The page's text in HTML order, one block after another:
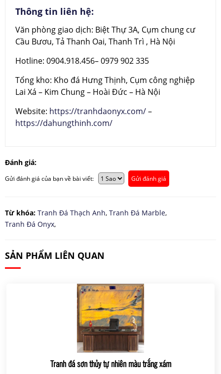
Thông tin liên hệ:
Văn phòng giao dịch: Biệt Thự 3A, Cụm chung cư
Cầu Bươu, Tả Thanh Oai, Thanh Trì , Hà Nội
Hotline: 0904.918.456– 0979 902 335
Tổng kho: Kho đá Hưng Thịnh, Cụm công nghiệp
Lai Xá – Kim Chung – Hoài Đức – Hà Nội
Website: https://tranhdaonyx.com/–
https://dahungthinh.com/
Đánh giá:
Gửi đánh giá của bạn về bài viết: Gửi đánh giá
Từ khóa: Tranh Đá Thạch Anh, Tranh Đá Marble,
Tranh Đá Onyx,
SẢN PHẨM LIÊN QUAN
Tranh đá sơn thủy tự nhiên màu trắng xám